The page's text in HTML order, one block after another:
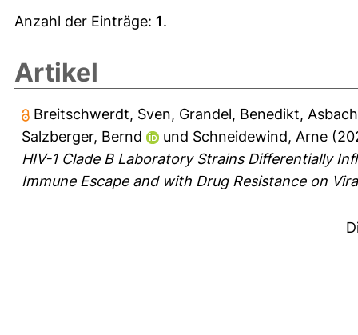
Anzahl der Einträge: 1.
Artikel
Breitschwerdt, Sven, Grandel, Benedikt,
Salzberger, Bernd
und Schneidewind, Arne
HIV-1 Clade B Laboratory Strains Differentially
Immune Escape and with Drug Resistance on